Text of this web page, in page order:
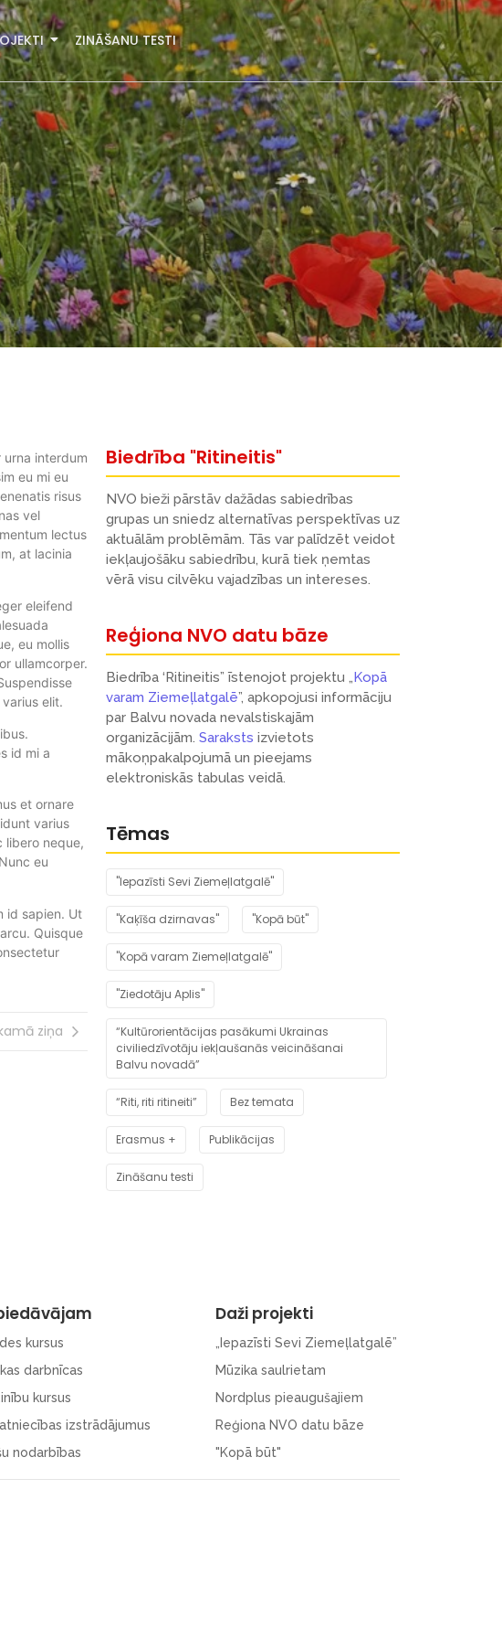
ZINĀŠANU TESTI
interdum
eu mi eu
risus
vel
lectus
at lacinia
eleifend
eu mollis
ullamcorper.
elit.
id mi a
et ornare
varius
libero neque,
eu
id sapien. Ut
Quisque
ziņa
Biedrība "Ritineitis"
NVO bieži pārstāv dažādas sabiedrības
grupas un sniedz alternatīvas perspektīvas uz
aktuālām problēmām. Tās var palīdzēt veidot
iekļaujošāku sabiedrību, kurā tiek ņemtas
vērā visu cilvēku vajadzības un intereses.
Reģiona NVO datu bāze
Biedrība ‘Ritineitis” īstenojot projektu „Kopā
varam Ziemeļlatgalē”, apkopojusi informāciju
par Balvu novada nevalstiskajām
organizācijām. Saraksts izvietots
mākoņpakalpojumā un pieejams
elektroniskās tabulas veidā.
Tēmas
"Iepazīsti Sevi Ziemeļlatgalē"
"Kaķīša dzirnavas" "Kopā būt"
"Kopā varam Ziemeļlatgalē"
"Ziedotāju Aplis"
“Kultūrorientācijas pasākumi Ukrainas
civiliedzīvotāju iekļaušanās veicināšanai
Balvu novadā”
“Riti, riti ritineiti” Bez temata
Erasmus + Publikācijas
Zināšanu testi
kursus
darbnīcas
kursus
izstrādājumus
nodarbības
Daži projekti
„Iepazīsti Sevi Ziemeļlatgalē”
Mūzika saulrietam
Nordplus pieaugušajiem
Reģiona NVO datu bāze
"Kopā būt"